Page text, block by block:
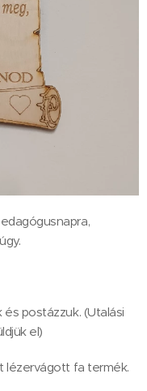
postázzuk. (Utalási
el)
lézervágott fa termék.